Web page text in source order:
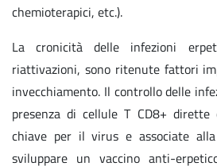
chemioterapici, etc.).
La cronicità delle infezioni
riattivazioni, sono ritenute fattori
invecchiamento. Il controllo delle
presenza di cellule T CD8+ dirette
chiave per il virus e associate
sviluppare un vaccino anti-